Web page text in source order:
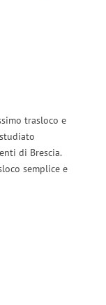
trasloco e
di Brescia.
semplice e